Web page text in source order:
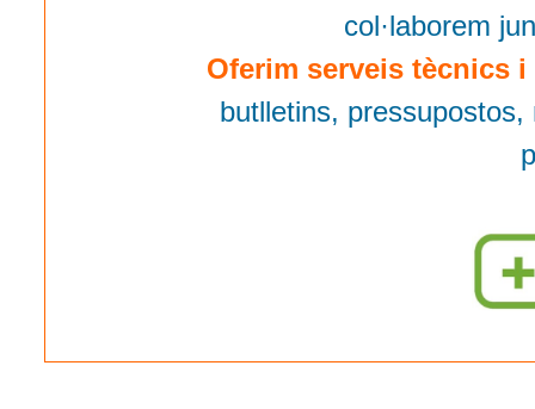
col·laborem
Oferim serveis tècnics
butlletins,